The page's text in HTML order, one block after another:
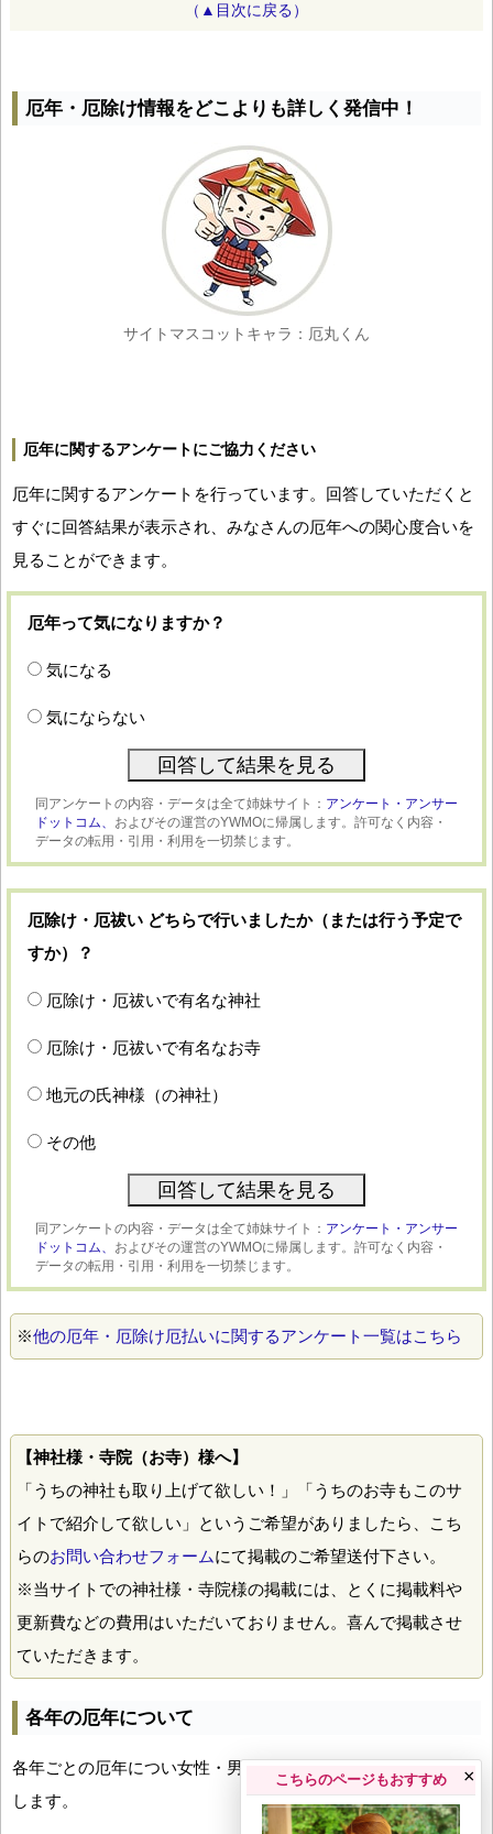
（▲目次に戻る）
厄年・厄除け情報をどこよりも詳しく発信中！
サイトマスコットキャラ：厄丸くん
厄年に関するアンケートにご協力ください
厄年に関するアンケートを行っています。回答していただくと
すぐに回答結果が表示され、みなさんの厄年への関心度合いを
見ることができます。
厄年って気になりますか？
気になる
気にならない
同アンケートの内容・データは全て姉妹サイト： アンケート・アンサー
ドットコム、 およびその運営のYWMOに帰属します。許可なく内容・
データの転用・引用・利用を一切禁じます。
厄除け・厄祓い どちらで行いましたか（または行う予定で
すか）？
厄除け・厄祓いで有名な神社
厄除け・厄祓いで有名なお寺
地元の氏神様（の神社）
その他
同アンケートの内容・データは全て姉妹サイト： アンケート・アンサー
ドットコム、 およびその運営のYWMOに帰属します。許可なく内容・
データの転用・引用・利用を一切禁じます。
※他の厄年・厄除け厄払いに関するアンケート一覧はこちら
【神社様・寺院（お寺）様へ】
「うちの神社も取り上げて欲しい！」「うちのお寺もこのサ
イトで紹介して欲しい」というご希望がありましたら、こち
らのお問い合わせフォームにて掲載のご希望送付下さい。
※当サイトでの神社様・寺院様の掲載には、とくに掲載料や
更新費などの費用はいただいておりません。喜んで掲載させ
ていただきます。
各年の厄年について
各年ごとの厄年につい女性・男性の年齢早見表とともにお伝え
します。
こちらのページもおすすめ ×